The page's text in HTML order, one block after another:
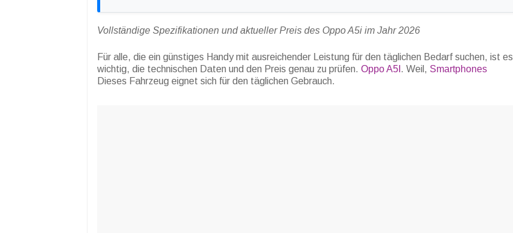
Vollständige Spezifikationen und aktueller Preis des Oppo A5i im Jahr 2026
Für alle, die ein günstiges Handy mit ausreichender Leistung für den täglichen Bedarf suchen, ist es
wichtig, die technischen Daten und den Preis genau zu prüfen. Oppo A5I . Weil, Smartphones
Dieses Fahrzeug eignet sich für den täglichen Gebrauch.